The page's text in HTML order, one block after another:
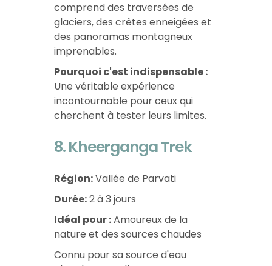
comprend des traversées de
glaciers, des crêtes enneigées et
des panoramas montagneux
imprenables.
Pourquoi c'est indispensable :
Une véritable expérience
incontournable pour ceux qui
cherchent à tester leurs limites.
8. Kheerganga Trek
Région:Vallée de Parvati
Durée:2 à 3 jours
Idéal pour :Amoureux de la
nature et des sources chaudes
Connu pour sa source d'eau